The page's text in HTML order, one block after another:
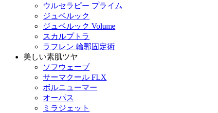
ウルセラピー プライム
ジュベルック
ジュベルック Volume
スカルプトラ
ラフレン 輪郭固定術
美しい素肌ツヤ
ソフウェーブ
サーマクール FLX
ボルニューマー
オーパス
ミラジェット